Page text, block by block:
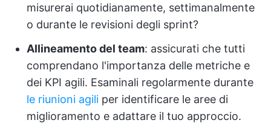
misurerai quotidianamente, settimanalmente
o durante le revisioni degli sprint?
Allineamento del team: assicurati che tutti
comprendano l'importanza delle metriche e
dei KPI agili. Esaminali regolarmente durante
le riunioni agili per identificare le aree di
miglioramento e adattare il tuo approccio.